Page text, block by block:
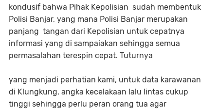
kondusif bahwa Pihak Kepolisian sudah membentuk
Polisi Banjar, yang mana Polisi Banjar merupakan
panjang tangan dari Kepolisian untuk cepatnya
informasi yang di sampaiakan sehingga semua
permasalahan terespin cepat. Tuturnya
yang menjadi perhatian kami, untuk data karawanan
di Klungkung, angka kecelakaan lalu lintas cukup
tinggi sehingga perlu peran orang tua agar